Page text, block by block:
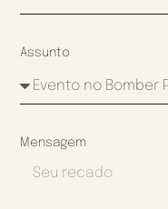
Assunto
Mensagem